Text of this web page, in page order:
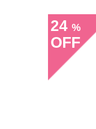
24 %
OFF